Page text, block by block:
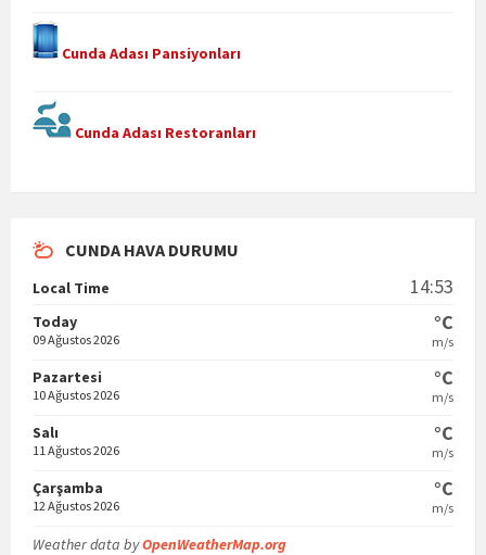
Cunda Adası Pansiyonları
Cunda Adası Restoranları
CUNDA HAVA DURUMU
Local Time 14:53
Today
09 Ağustos 2026
°C
m/s
Pazartesi
10 Ağustos 2026
°C
m/s
Salı
11 Ağustos 2026
°C
m/s
Çarşamba
12 Ağustos 2026
°C
m/s
Weather data byOpenWeatherMap.org